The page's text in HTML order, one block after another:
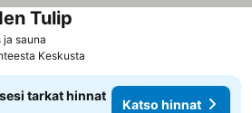
ja sauna
Tulip
Keskusta
tarkat hinnat
Katso hinnat